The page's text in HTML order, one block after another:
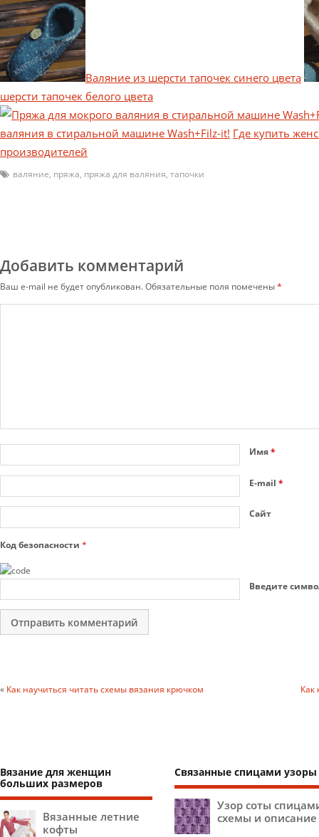
Валяние из шерсти тапочек синего цвета
шерсти тапочек белого цвета
валяния в стиральной машине Wash+Filz-it! Где купить
производителей
валяние, пряжа, пряжа для валяния, тапочки
Добавить комментарий
Ваш e-mail не будет опубликован.Обязательные поля помечены*
Имя*
E-mail *
Сайт
Код безопасности *
Введите
« Как научиться читать схемы вязания крючком Как
Вязание для женщин
больших размеров
Вязанные летние
кофты
Связанные спицами узоры
Узор соты
схемы и описание